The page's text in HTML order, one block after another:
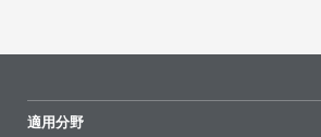
適用分野